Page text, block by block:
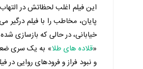
این فیلم اغلب لحظاتش در
پایان، مخاطب را با فیلم
خیابانی، در حالی که بازسازی
«قلاده های طلا» به یک سری
و نبود فراز و فرودهای روایی در